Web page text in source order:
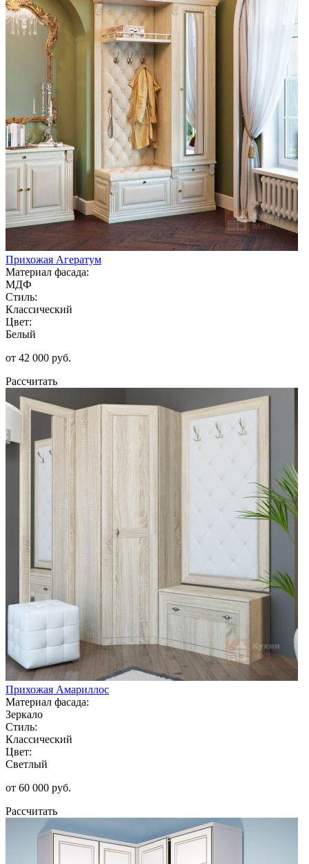
Прихожая Агератум
Материал фасада:
МДФ
Стиль:
Классический
Цвет:
Белый
от 42 000 руб.
Рассчитать
Прихожая Амариллос
Материал фасада:
Зеркало
Стиль:
Классический
Цвет:
Светлый
от 60 000 руб.
Рассчитать